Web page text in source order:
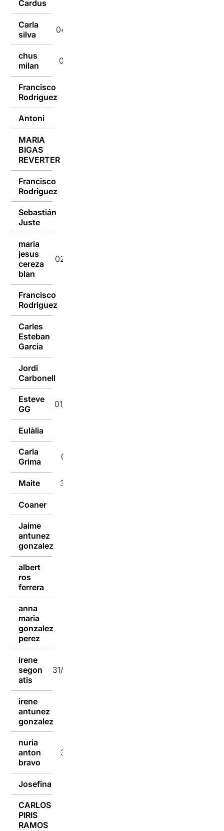
Cardus
Carla
silva
04/04/2022
chus
milan
04/04/2022
Francisco
Rodriguez
Antoni
MARIA
BIGAS
REVERTER
Francisco
Rodriguez
Sebastián
Juste
maria
jesus
cereza
blan
02/04/2022
Francisco
Rodriguez
Carles
Esteban
Garcia
Jordi
Carbonell
Esteve
GG
01/04/2022
Eulàlia
Carla
Grima
01/04/2022
Maite 31/03/2022
Coaner
Jaime
antunez
gonzalez
albert
ros
ferrera
anna
maria
gonzalez
perez
irene
segon
atis
31/03/2022
irene
antunez
gonzalez
nuria
anton
bravo
31/03/2022
Josefina
CARLOS
PIRIS
RAMOS